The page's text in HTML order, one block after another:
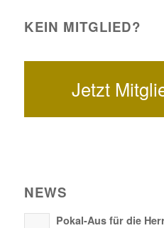
KEIN MITGLIED?
Jetzt
NEWS
Pokal-Aus für die